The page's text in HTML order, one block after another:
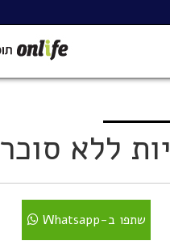
ללא סוכר
שתפו ב-Whatsapp